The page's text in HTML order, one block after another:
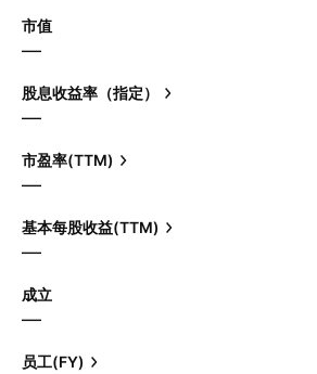
市值
—
股息收益率（指定）
—
市盈率(TTM)
—
基本每股收益(TTM)
—
成立
—
员工(FY)